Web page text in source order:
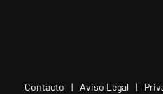
Contacto Aviso Legal